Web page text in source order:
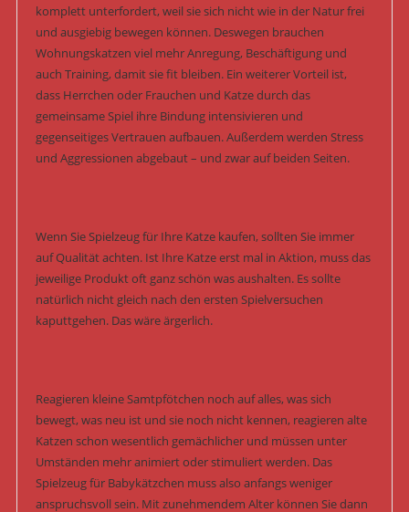
komplett unterfordert, weil sie sich nicht wie in der Natur frei
und ausgiebig bewegen können. Deswegen brauchen
Wohnungskatzen viel mehr Anregung, Beschäftigung und
auch Training, damit sie fit bleiben. Ein weiterer Vorteil ist,
dass Herrchen oder Frauchen und Katze durch das
gemeinsame Spiel ihre Bindung intensivieren und
gegenseitiges Vertrauen aufbauen. Außerdem werden Stress
und Aggressionen abgebaut – und zwar auf beiden Seiten.
Wenn Sie Spielzeug für Ihre Katze kaufen, sollten Sie immer
auf Qualität achten. Ist Ihre Katze erst mal in Aktion, muss das
jeweilige Produkt oft ganz schön was aushalten. Es sollte
natürlich nicht gleich nach den ersten Spielversuchen
kaputtgehen. Das wäre ärgerlich.
Reagieren kleine Samtpfötchen noch auf alles, was sich
bewegt, was neu ist und sie noch nicht kennen, reagieren alte
Katzen schon wesentlich gemächlicher und müssen unter
Umständen mehr animiert oder stimuliert werden. Das
Spielzeug für Babykätzchen muss also anfangs weniger
anspruchsvoll sein. Mit zunehmendem Alter können Sie dann